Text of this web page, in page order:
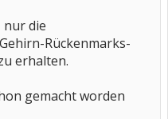
nur die
Rückenmarks-
erhalten.
gemacht worden